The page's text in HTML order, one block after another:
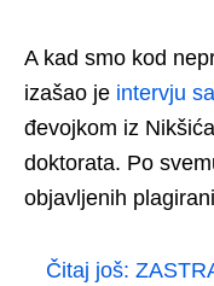
A kad smo kod
izašao je intervju
đevojkom iz
doktorata. Po
objavljenih
Čitaj još: